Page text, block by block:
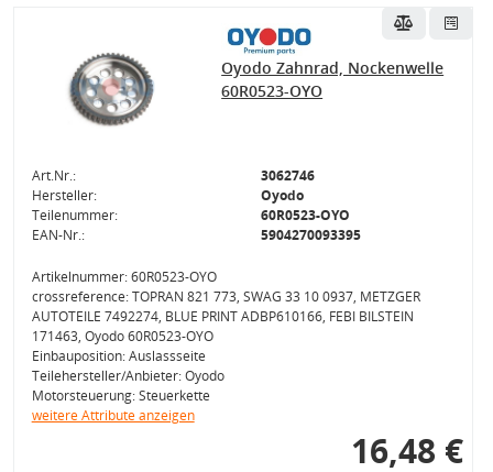
Oyodo Zahnrad, Nockenwelle
60R0523-OYO
Art.Nr.:
3062746
Hersteller:
Oyodo
Teilenummer:
60R0523-OYO
EAN-Nr.:
5904270093395
Artikelnummer: 60R0523-OYO
crossreference: TOPRAN 821 773, SWAG 33 10 0937, METZGER
AUTOTEILE 7492274, BLUE PRINT ADBP610166, FEBI BILSTEIN
171463, Oyodo 60R0523-OYO
Einbauposition: Auslassseite
Teilehersteller/Anbieter: Oyodo
Motorsteuerung: Steuerkette
weitere Attribute anzeigen
16,48 €